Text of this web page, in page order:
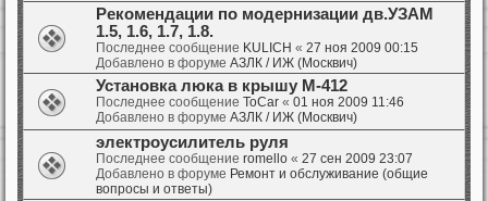
Рекомендации по модернизации дв.УЗАМ
1.5, 1.6, 1.7, 1.8.
Последнее сообщение KULICH « 27 ноя 2009 00:15
Добавлено в форуме АЗЛК / ИЖ (Москвич)
Установка люка в крышу М-412
Последнее сообщение ToCar « 01 ноя 2009 11:46
Добавлено в форуме АЗЛК / ИЖ (Москвич)
электроусилитель руля
Последнее сообщение romello « 27 сен 2009 23:07
Добавлено в форуме Ремонт и обслуживание (общие
вопросы и ответы)